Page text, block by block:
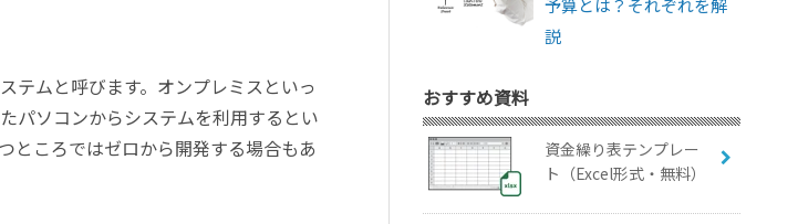
テムと呼びます。オンプレミスといっ
パソコンからシステムを利用するとい
ところではゼロから開発する場合もあ
予算とは？それぞれを解
説
おすすめ資料
資金繰り表テンプレー
ト（Excel形式・無料）